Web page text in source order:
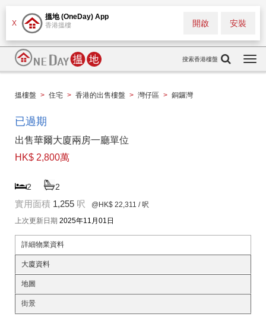
X
搵地 (OneDay) App
香港搵樓 安裝
開啟
搜索香港樓盤
搵樓盤 > 住宅 > 香港的出售樓盤 > 灣仔區 > 銅鑼灣
已過期
出售華爾大廈兩房一廳單位
HK$ 2,800萬
2 2
實用面積 1,255 呎 @HK$ 22,311 / 呎
上次更新日期 2025年11月01日
詳細物業資料
大廈資料
地圖
街景